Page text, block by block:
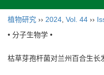
植物研究 ›› 2024 Vol. 44 ››
• 分子生物学 •
枯草芽孢杆菌对兰州百合生长